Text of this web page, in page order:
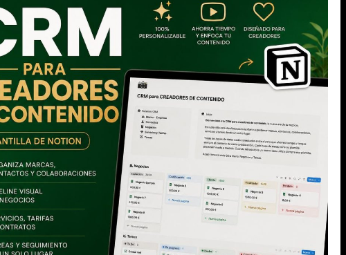
todo junto es
de aquella o
ponerse todo
¡Todo junto
Después me
con tanto
SIGUIENTE